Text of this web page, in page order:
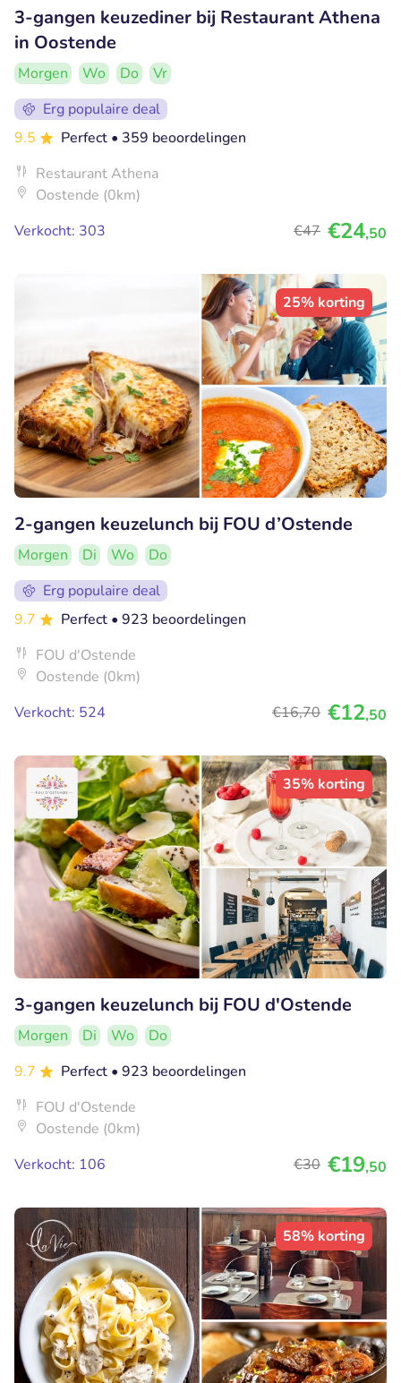
3-gangen keuzediner bij Restaurant Athena
in Oostende
Morgen Wo Do
Vr
Erg populaire deal
9.5
Perfect • 359 beoordelingen
Restaurant Athena
Oostende (0km)
Verkocht: 303
€47 €24,50
25% korting
2-gangen keuzelunch bij FOU d’Ostende
Morgen Di Wo
Do
Erg populaire deal
9.7
Perfect • 923 beoordelingen
FOU d'Ostende
Oostende (0km)
Verkocht: 524
€16,70 €12,50
35% korting
3-gangen keuzelunch bij FOU d'Ostende
Morgen Di Wo
Do
9.7
Perfect • 923 beoordelingen
FOU d'Ostende
Oostende (0km)
Verkocht: 106
€30 €19,50
58% korting